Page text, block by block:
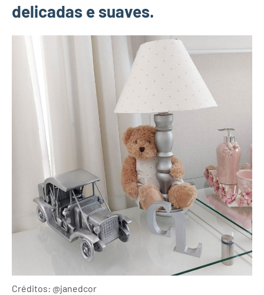
delicadas e suaves.
Créditos: @janedcor